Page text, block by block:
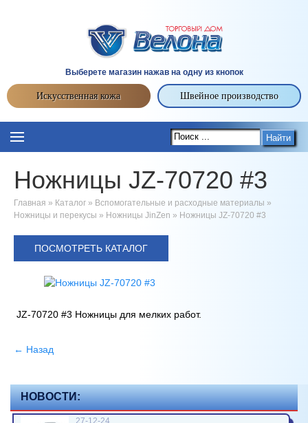
Выберете магазин нажав на одну из кнопок
Искусственная кожа Швейное производство
Найти
НОВОСТИ:
27-12-24
Ножницы JZ-70720 #3
Главная » Каталог » Вспомогательные и расходные материалы »
Ножницы и перекусы » Ножницы JinZen » Ножницы JZ-70720 #3
ПОСМОТРЕТЬ КАТАЛОГ
JZ-70720 #3 Ножницы для мелких работ.
← Назад